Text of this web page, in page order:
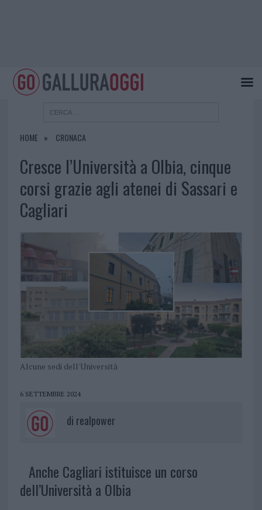
HOME CRONACA
Cresce l’Università a Olbia, cinque
corsi grazie agli atenei di Sassari e
Cagliari
Alcune sedi dell'Università
6 SETTEMBRE 2024
di realpower
Anche Cagliari istituisce un corso
dell’Università a Olbia